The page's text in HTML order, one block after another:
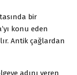
bir
konu eden
Antik çağlardan
adını veren